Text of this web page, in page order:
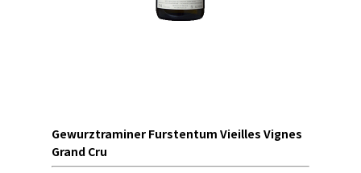
Gewurztraminer Furstentum Vieilles Vignes
Grand Cru